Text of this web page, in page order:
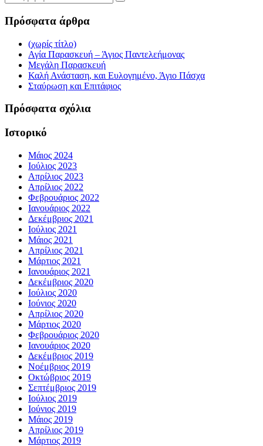
Πρόσφατα άρθρα
(χωρίς τίτλο)
Αγία Παρασκευή – Άγιος Παντελεήμονας
Μεγάλη Παρασκευή
Καλή Ανάσταση, και Ευλογημένο, Άγιο Πάσχα
Σταύρωση και Επιτάφιος
Πρόσφατα σχόλια
Ιστορικό
Μάιος 2024
Ιούλιος 2023
Απρίλιος 2023
Απρίλιος 2022
Φεβρουάριος 2022
Ιανουάριος 2022
Δεκέμβριος 2021
Ιούλιος 2021
Μάιος 2021
Απρίλιος 2021
Μάρτιος 2021
Ιανουάριος 2021
Δεκέμβριος 2020
Ιούλιος 2020
Ιούνιος 2020
Απρίλιος 2020
Μάρτιος 2020
Φεβρουάριος 2020
Ιανουάριος 2020
Δεκέμβριος 2019
Νοέμβριος 2019
Οκτώβριος 2019
Σεπτέμβριος 2019
Ιούλιος 2019
Ιούνιος 2019
Μάιος 2019
Απρίλιος 2019
Μάρτιος 2019